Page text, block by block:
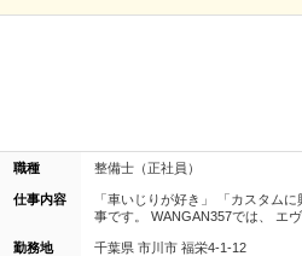
職種 整備士（正社員）
仕事内容
「車いじりが好き」 「カスタム
事です。 WANGAN357では、 エ
勤務地 千葉県 市川市 福栄4-1-12